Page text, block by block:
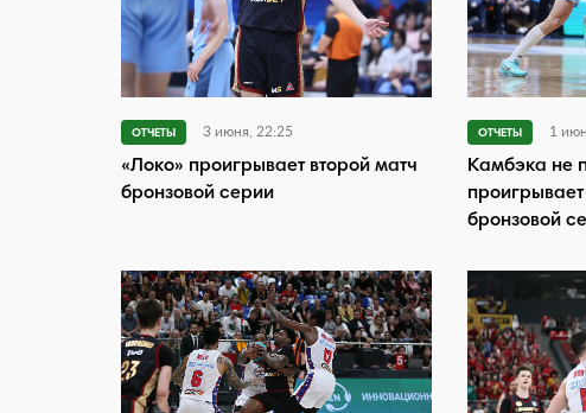
ОТЧЕТЫ 3 июня, 22:25
«Локо» проигрывает второй матч
бронзовой серии
ОТЧЕТЫ 1
Камбэка не
бронзовой